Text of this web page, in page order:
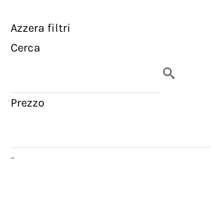
Azzera filtri
Cerca
Prezzo
-